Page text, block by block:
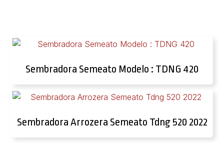
Sembradora Semeato Modelo : TDNG 420
Sembradora Arrozera Semeato Tdng 520 2022